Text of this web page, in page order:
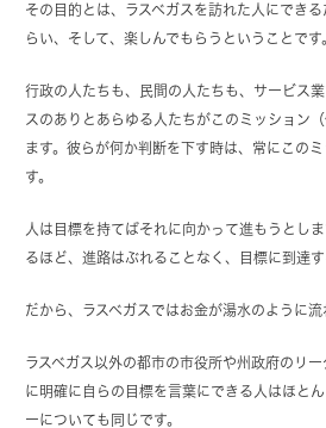
その目的とは、ラスベガスを訪れた人にでき
らい、そして、楽しんでもらうということです
行政の人たちも、民間の人たちも、サービス
スのありとあらゆる人たちがこのミッション
ます。彼らが何か判断を下す時は、常にこの
す。
人は目標を持てばそれに向かって進もうとし
るほど、進路はぶれることなく、目標に到達す
だから、ラスベガスではお金が湯水のように流
ラスベガス以外の都市の市役所や州政府のリ
に明確に自らの目標を言葉にできる人はほと
ーについても同じです。